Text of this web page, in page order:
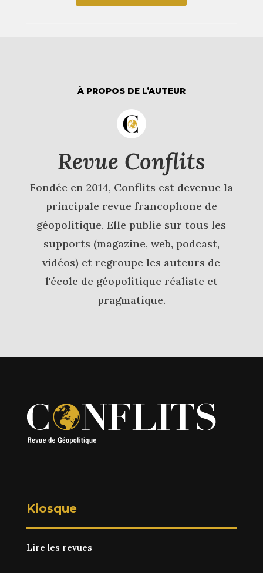
À PROPOS DE L’AUTEUR
Revue Conflits
Fondée en 2014, Conflits est devenue la
principale revue francophone de
géopolitique. Elle publie sur tous les
supports (magazine, web, podcast,
vidéos) et regroupe les auteurs de
l'école de géopolitique réaliste et
pragmatique.
Kiosque
Lire les revues